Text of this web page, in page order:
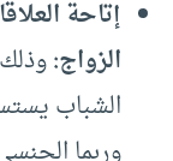
إتاحة
الزواج:
الشباب
وربما